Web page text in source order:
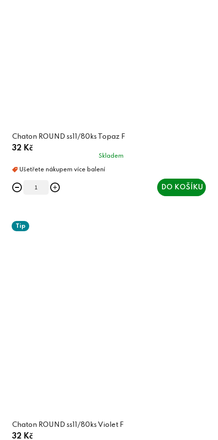
Chaton ROUND ss11/80ks Topaz F
32 Kč
Skladem
DO KOŠÍKU
Tip
Chaton ROUND ss11/80ks Violet F
32 Kč